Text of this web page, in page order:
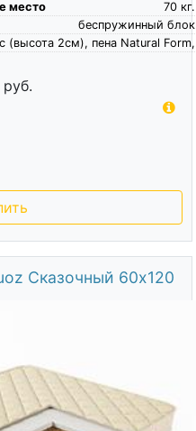
место
кг.
70
беспружинный блок
(высота 2см), пена Natural Form,
руб.
Сказочный 60х120